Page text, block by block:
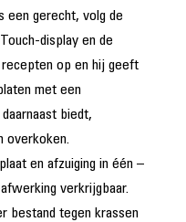
een gerecht, volg de
display en de
op en hij geeft
met een
biedt,
overkoken.
en afzuiging in één –
verkrijgbaar.
bestand tegen krassen